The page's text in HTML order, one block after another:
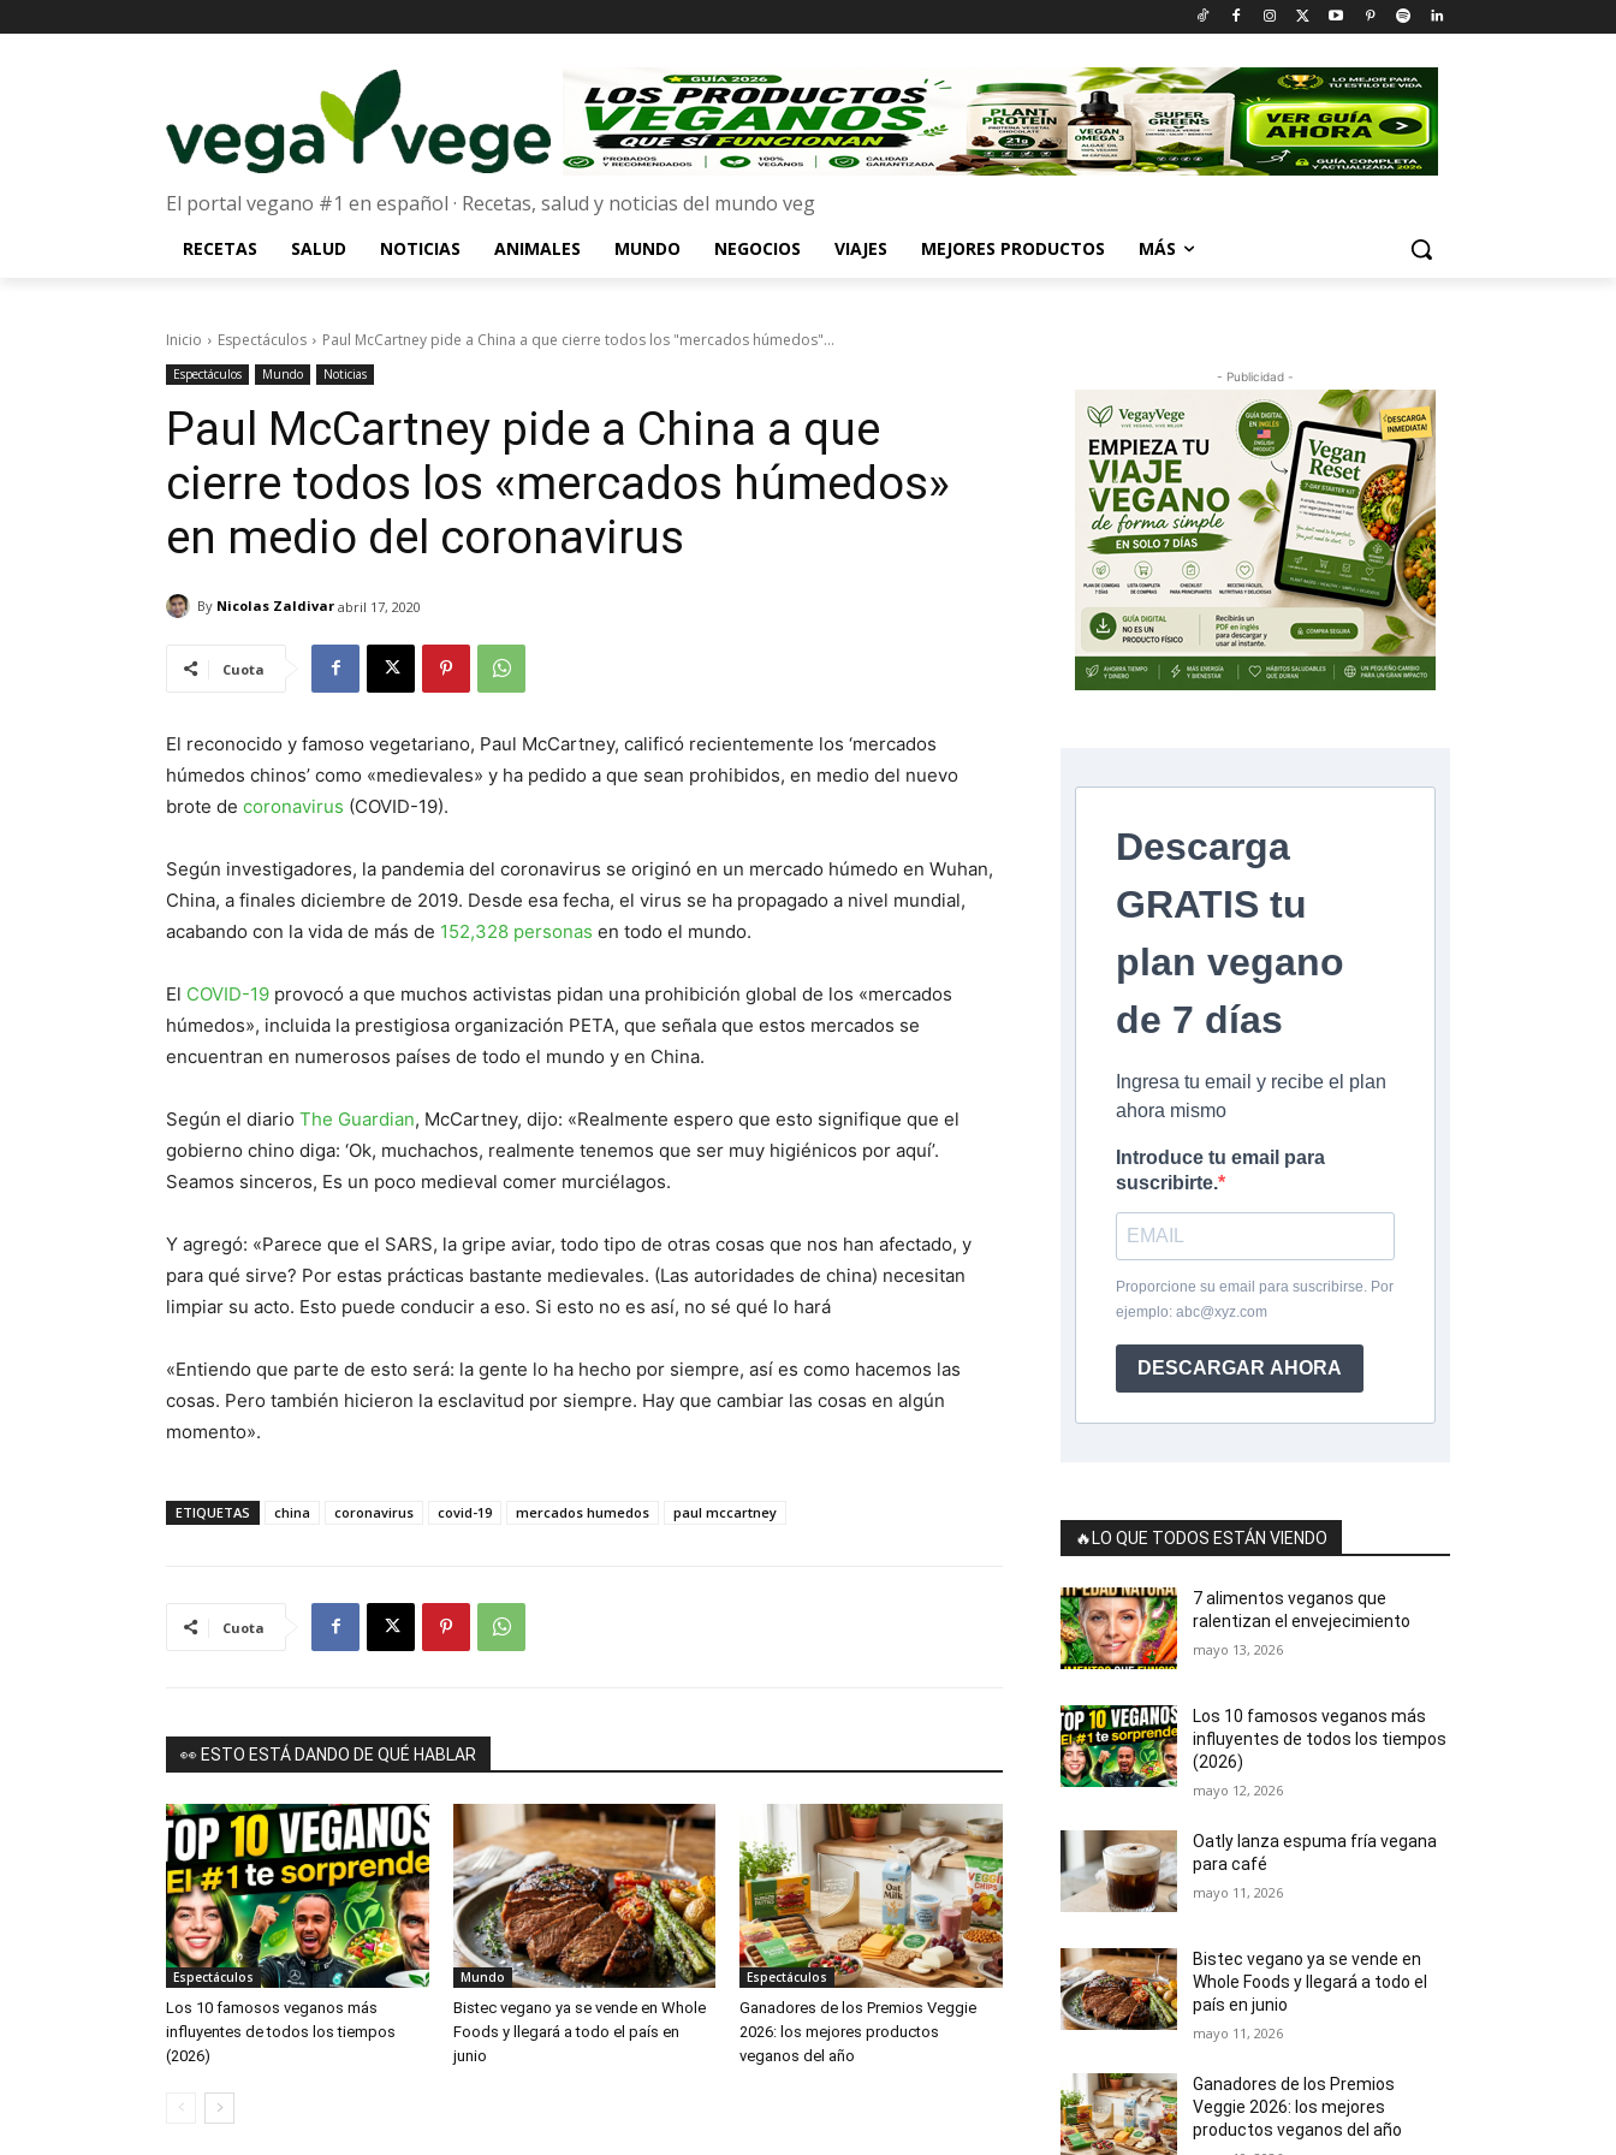
El portal vegano #1 en español · Recetas, salud y noticias del mundo veg
RECETAS SALUD NOTICIAS ANIMALES MUNDO NEGOCIOS VIAJES MEJORES PRODUCTOS MÁS
Inicio Espectáculos Paul McCartney pide a China a que cierre todos los "mercados húmedos"...
Espectáculos Mundo Noticias
Paul McCartney pide a China a que
cierre todos los «mercados húmedos»
en medio del coronavirus
By Nicolas Zaldivar abril 17, 2020
Cuota
El reconocido y famoso vegetariano, Paul McCartney, calificó recientemente los ‘mercados
húmedos chinos’ como «medievales» y ha pedido a que sean prohibidos, en medio del nuevo
brote de coronavirus (COVID-19).
Según investigadores, la pandemia del coronavirus se originó en un mercado húmedo en Wuhan,
China, a finales diciembre de 2019. Desde esa fecha, el virus se ha propagado a nivel mundial,
acabando con la vida de más de 152,328 personas en todo el mundo.
El COVID-19 provocó a que muchos activistas pidan una prohibición global de los «mercados
húmedos», incluida la prestigiosa organización PETA, que señala que estos mercados se
encuentran en numerosos países de todo el mundo y en China.
Según el diario The Guardian, McCartney, dijo: «Realmente espero que esto signifique que el
gobierno chino diga: ‘Ok, muchachos, realmente tenemos que ser muy higiénicos por aquí’.
Seamos sinceros, Es un poco medieval comer murciélagos.
Y agregó: «Parece que el SARS, la gripe aviar, todo tipo de otras cosas que nos han afectado, y
para qué sirve? Por estas prácticas bastante medievales. (Las autoridades de china) necesitan
limpiar su acto. Esto puede conducir a eso. Si esto no es así, no sé qué lo hará
«Entiendo que parte de esto será: la gente lo ha hecho por siempre, así es como hacemos las
cosas. Pero también hicieron la esclavitud por siempre. Hay que cambiar las cosas en algún
momento».
ETIQUETAS china coronavirus covid-19 mercados humedos paul mccartney
Cuota
👀 ESTO ESTÁ DANDO DE QUÉ HABLAR
Espectáculos
Los 10 famosos veganos más
influyentes de todos los tiempos
(2026)
Mundo
Bistec vegano ya se vende en Whole
Foods y llegará a todo el país en
junio
Espectáculos
Ganadores de los Premios Veggie
2026: los mejores productos
veganos del año
- Publicidad -
Descarga
GRATIS tu
plan vegano
de 7 días
Ingresa tu email y recibe el plan
ahora mismo
Introduce tu email para
suscribirte.
Proporcione su email para suscribirse. Por
ejemplo: abc@xyz.com
DESCARGAR AHORA
🔥LO QUE TODOS ESTÁN VIENDO
7 alimentos veganos que
ralentizan el envejecimiento
mayo 13, 2026
Los 10 famosos veganos más
influyentes de todos los tiempos
(2026)
mayo 12, 2026
Oatly lanza espuma fría vegana
para café
mayo 11, 2026
Bistec vegano ya se vende en
Whole Foods y llegará a todo el
país en junio
mayo 11, 2026
Ganadores de los Premios
Veggie 2026: los mejores
productos veganos del año